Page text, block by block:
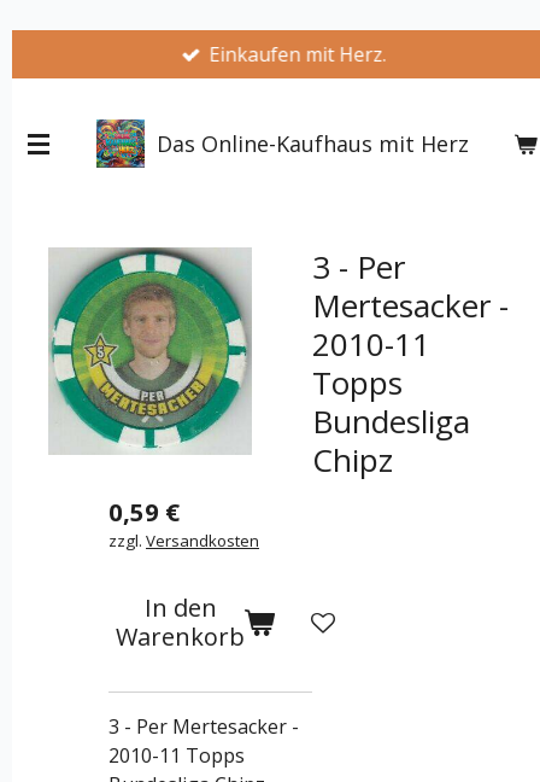
springen
Einkaufen mit Herz.
Das Online-Kaufhaus mit Herz
3 - Per
Mertesacker -
2010-11
Topps
Bundesliga
Chipz
0,59 €
zzgl. Versandkosten
In den
Warenkorb
3 - Per Mertesacker -
2010-11 Topps